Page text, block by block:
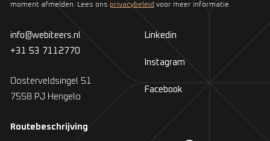
moment afmelden. Lees ons privacybeleid voor meer informatie.
info@webiteers.nl
+31 53 7112770
Oosterveldsingel 51
7558 PJ Hengelo
Routebeschrijving
Linkedin
Instagram
Facebook